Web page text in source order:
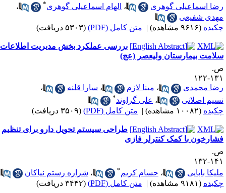
اسماعیلی گوهری
،الهام اسماعیلی گوهری
،
شفیعی
(۹۶۱۶ مشاهده) | متن کامل (PDF) (۵۳۰۳ دریافت)
بررسی عملکرد بخش مدیریت اطلاعات
بیمارستان ولیعصر (عج)
۱۲۲
محمدی
،مینا لازم ،سارا قلنه
،
اصلانی
،علی گراوند*
(۱۰۰۸۲ مشاهده) | متن کامل (PDF) (۳۵۰۹ دریافت)
طراحی سیستم تحویل دارو برای تنظیم
با کمک کنترلر فازی
۱۳۲
بابایی
،حسام کریم ،شراره رستم نیاکان
(۹۱۸۱ مشاهده) | متن کامل (PDF) (۳۴۴۲ دریافت)